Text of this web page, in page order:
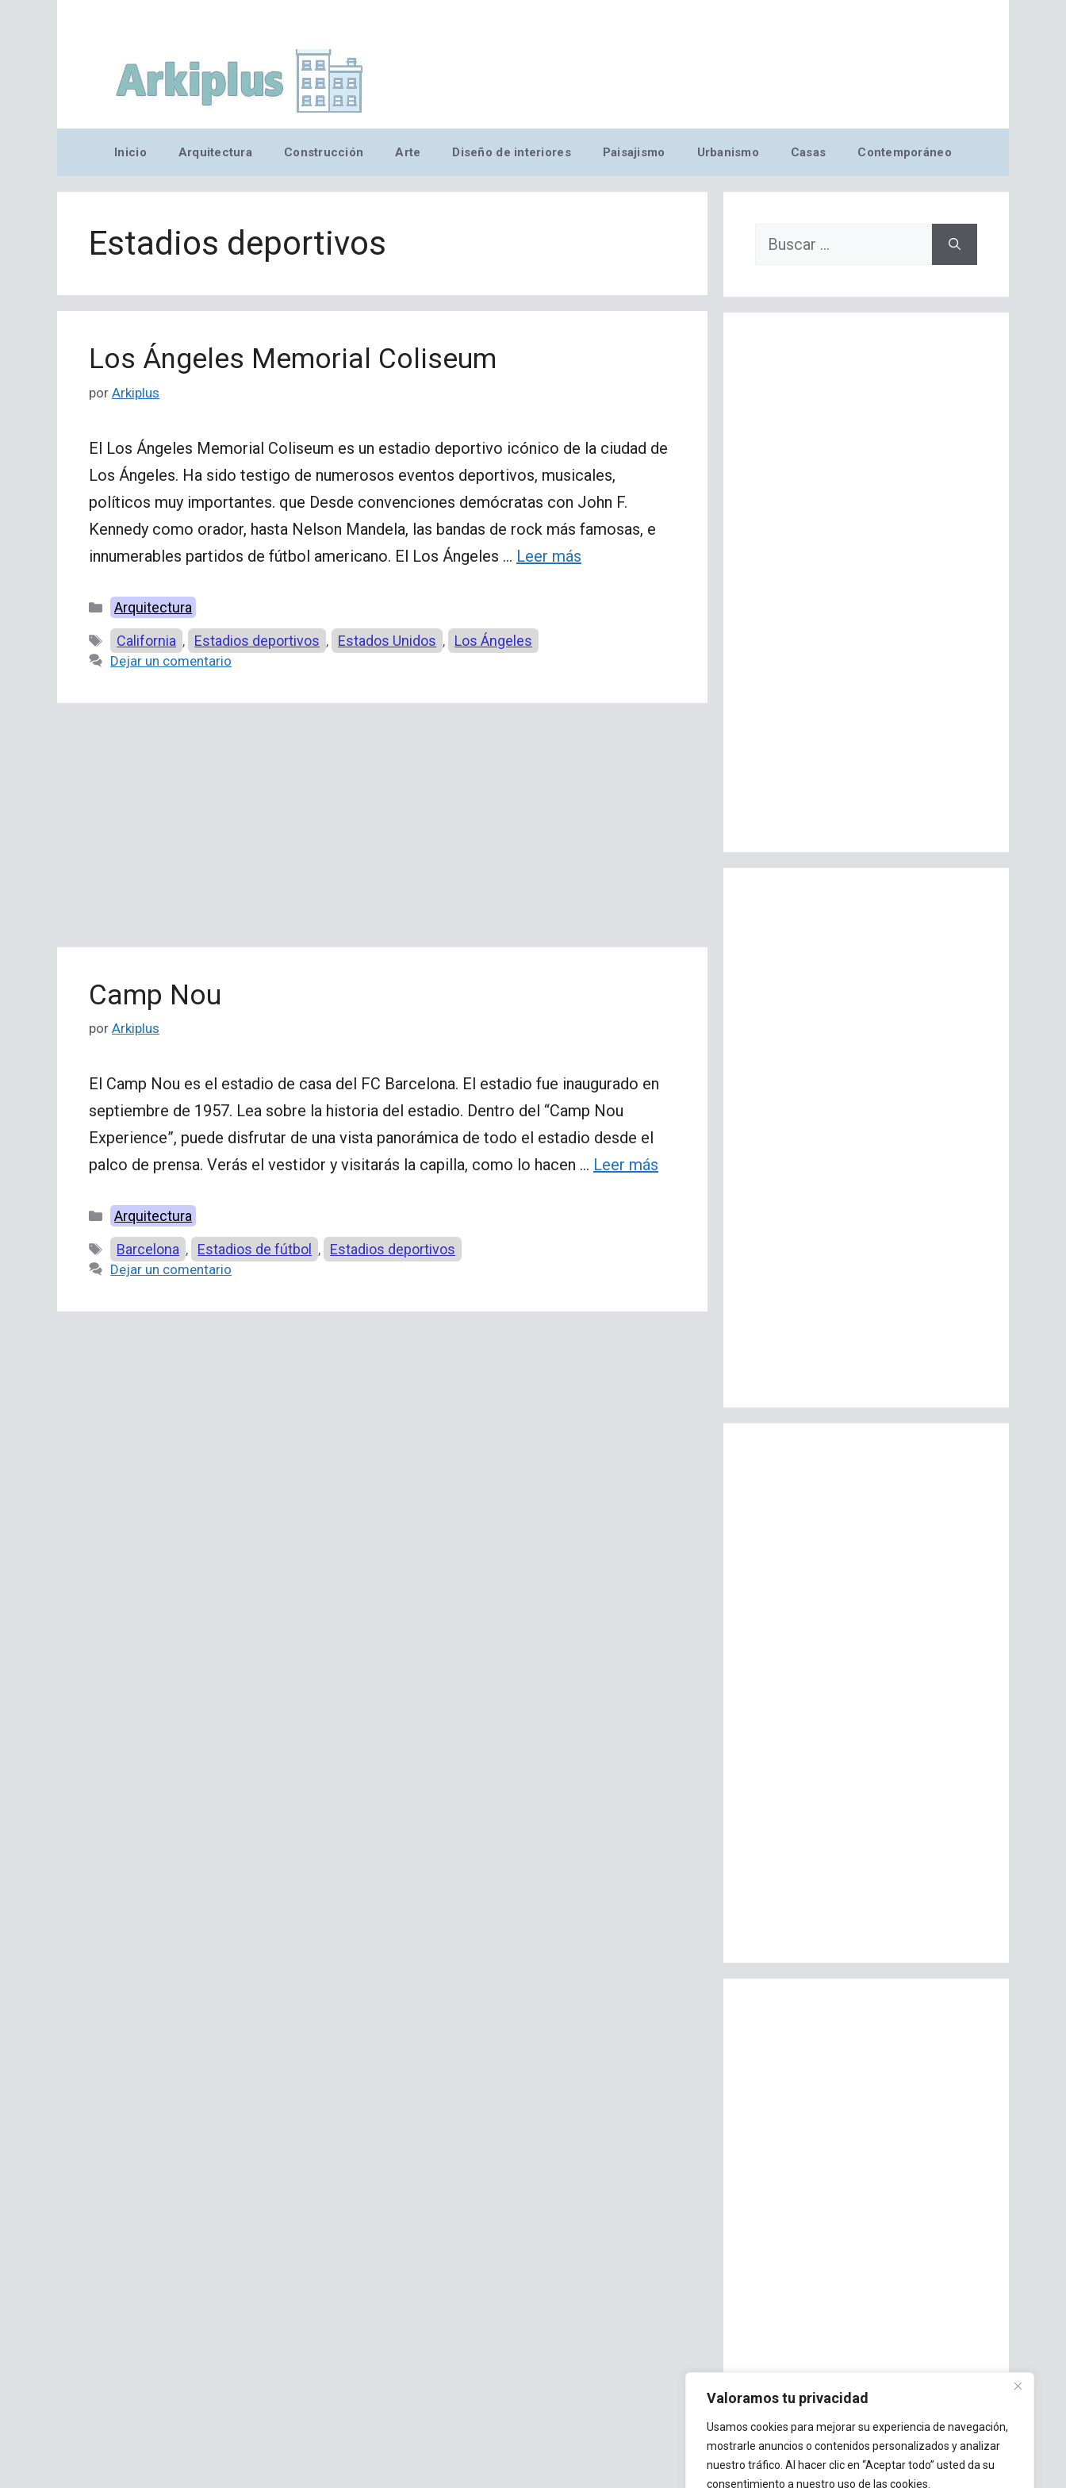
Valoramos tu privacidad
Usamos cookies para mejorar su experiencia de navegación,
mostrarle anuncios o contenidos personalizados y analizar
nuestro tráfico. Al hacer clic en “Aceptar todo” usted da su
consentimiento a nuestro uso de las cookies.
Inicio Arquitectura Construcción Arte Diseño de interiores Paisajismo Urbanismo Casas Contemporáneo
Estadios deportivos
Los Ángeles Memorial Coliseum
por Arkiplus
El Los Ángeles Memorial Coliseum es un estadio deportivo icónico de la ciudad de
Los Ángeles. Ha sido testigo de numerosos eventos deportivos, musicales,
políticos muy importantes. que Desde convenciones demócratas con John F.
Kennedy como orador, hasta Nelson Mandela, las bandas de rock más famosas, e
innumerables partidos de fútbol americano. El Los Ángeles … Leer más
Categorías
Arquitectura
Etiquetas
California , Estadios deportivos , Estados Unidos , Los Ángeles
Dejar un comentario
Camp Nou
por Arkiplus
El Camp Nou es el estadio de casa del FC Barcelona. El estadio fue inaugurado en
septiembre de 1957. Lea sobre la historia del estadio. Dentro del “Camp Nou
Experience”, puede disfrutar de una vista panorámica de todo el estadio desde el
palco de prensa. Verás el vestidor y visitarás la capilla, como lo hacen … Leer más
Categorías
Arquitectura
Etiquetas
Barcelona , Estadios de fútbol , Estadios deportivos
Dejar un comentario
Buscar: